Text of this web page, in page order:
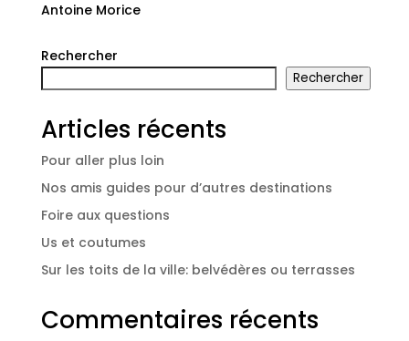
Antoine Morice
Rechercher
Rechercher
Articles récents
Pour aller plus loin
Nos amis guides pour d’autres destinations
Foire aux questions
Us et coutumes
Sur les toits de la ville: belvédères ou terrasses
Commentaires récents